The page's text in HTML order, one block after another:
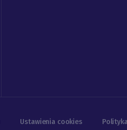
Ustawienia cookies